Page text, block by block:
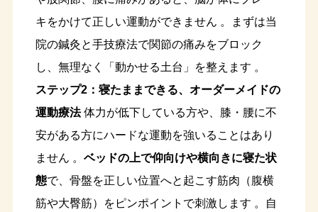
キをかけて正しい運動ができません 。まずは当
院の鍼灸と手技療法で関節の痛みをブロック
し、無理なく「動かせる土台」を整えます 。
ステップ2：寝たままできる、オーダーメイドの
運動療法体力が低下している方や、膝・腰に不
安がある方にハードな運動を強いることはあり
ません 。 ベッドの上で仰向けや横向きに寝た状
態で、骨盤を正しい位置へと起こす筋肉（腹横
筋や大臀筋）をピンポイントで刺激します 。自